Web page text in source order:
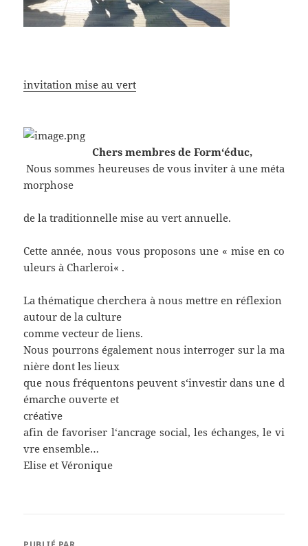
invitation mise au vert
Chers membres de Form‘éduc,
Nous sommes heureuses de vous inviter à une méta
morphose
de la traditionnelle mise au vert annuelle.
Cette année,nous vous proposons une« mise en co
uleurs à Charleroi« .
La thématique cherchera à nous mettre en réflexion
autour de la culture
comme vecteur de liens.
Nous pourrons également nous interroger sur la ma
nière dont les lieux
que nous fréquentons peuvent s‘investir dans une d
émarche ouverte et
créative
afin de favoriser l‘ancrage social, les échanges, le vi
vre ensemble…
Elise et Véronique